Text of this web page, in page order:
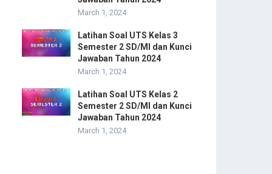
March 1, 2024
Latihan Soal UTS Kelas 3
Semester 2 SD/MI dan Kunci
Jawaban Tahun 2024
March 1, 2024
Latihan Soal UTS Kelas 2
Semester 2 SD/MI dan Kunci
Jawaban Tahun 2024
March 1, 2024